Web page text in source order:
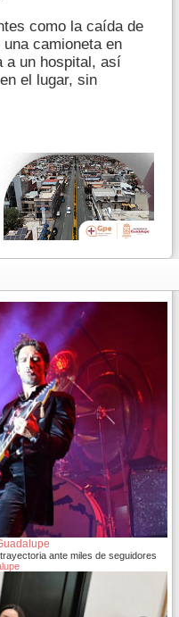
como la caída de
camioneta en
a un hospital, así
el lugar, sin
ante miles de seguidores